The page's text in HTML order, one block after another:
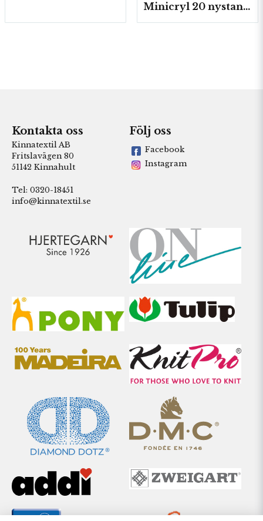
Minicryl 20 nystan a25g./fp.
Kontakta oss
Kinnatextil AB
Fritslavägen 80
51142 Kinnahult
Tel: 0320-18451
info@kinnatextil.se
Följ oss
Facebook
Instagram